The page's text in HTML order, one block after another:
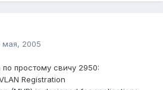
мая, 2005
по простому свичу 2950:
Registration